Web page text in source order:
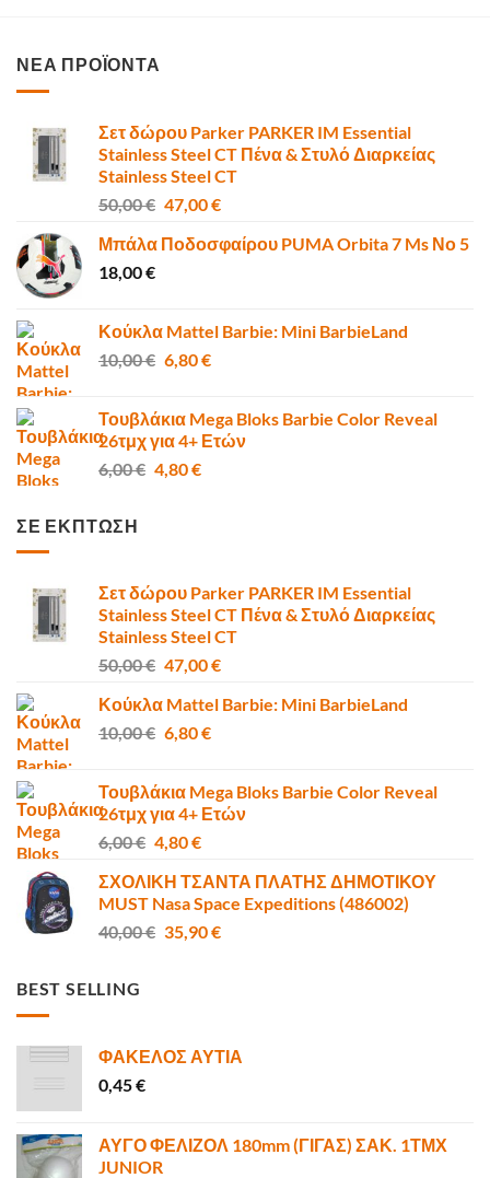
ΝΕΑ ΠΡΟΪΟΝΤΑ
Σετ δώρου Parker PARKER IM Essential
Stainless Steel CT Πένα & Στυλό Διαρκείας
Stainless Steel CT
50,00€ Original
was:
47,00€Η
τιμή
Μπάλα Ποδοσφαίρου PUMA Orbita 7 Ms Νο 5
18,00€
Κούκλα Mattel Barbie: Mini BarbieLand
10,00€ Original
10,00 €.
6,80€Η
είναι:
6,80 €.
Τουβλάκια Mega Bloks Barbie Color Reveal
26τμχ για 4+ Ετών
6,00€ Original
4,80€Η
ΣΕ ΕΚΠΤΩΣΗ
Σετ δώρου Parker PARKER IM Essential
Stainless Steel CT Πένα & Στυλό Διαρκείας
Stainless Steel CT
50,00€ Original
was:
50,00 €.
47,00€Η
τιμή
Κούκλα Mattel Barbie: Mini BarbieLand
10,00€ Original
10,00 €.
6,80€Η
είναι:
6,80 €.
Τουβλάκια Mega Bloks Barbie Color Reveal
26τμχ για 4+ Ετών
6,00€ Original
was:
6,00 €.
4,80€Η
τιμή
είναι:
4,80 €.
ΣΧΟΛΙΚΗ ΤΣΑΝΤΑ ΠΛΑΤΗΣ ΔΗΜΟΤΙΚΟΥ
MUST Nasa Space Expeditions (486002)
40,00€ Original
35,90€Η
BEST SELLING
ΦΑΚΕΛΟΣ ΑΥΤΙΑ
0,45€
ΑΥΓΟ ΦΕΛΙΖΟΛ 180mm (ΓΙΓΑΣ) ΣΑΚ. 1ΤΜΧ
JUNIOR